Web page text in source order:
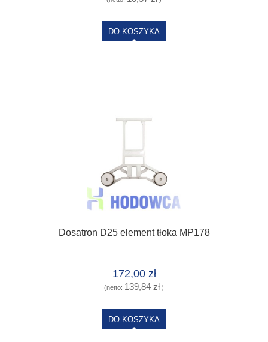
DO KOSZYKA
Dosatron D25 element tłoka MP178
172,00 zł
(netto: 139,84 zł)
DO KOSZYKA